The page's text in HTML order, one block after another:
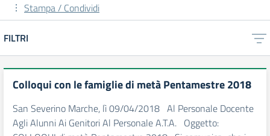
Stampa / Condividi
FILTRI
Colloqui con le famiglie di metà Pentamestre 2018
San Severino Marche, lì 09/04/2018 Al Personale Docente
Agli Alunni Ai Genitori Al Personale A.T.A. Oggetto: